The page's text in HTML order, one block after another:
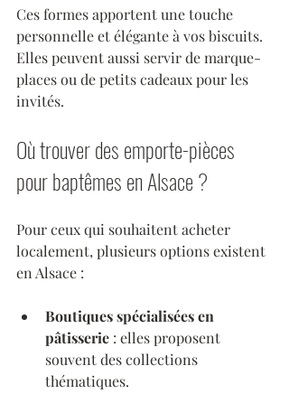
Ces formes apportent une touche
personnelle et élégante à vos biscuits.
Elles peuvent aussi servir de marque-
places ou de petits cadeaux pour les
invités.
Où trouver des emporte-pièces
pour baptêmes en Alsace ?
Pour ceux qui souhaitent acheter
localement, plusieurs options existent
en Alsace :
Boutiques spécialisées en
pâtisserie : elles proposent
souvent des collections
thématiques.